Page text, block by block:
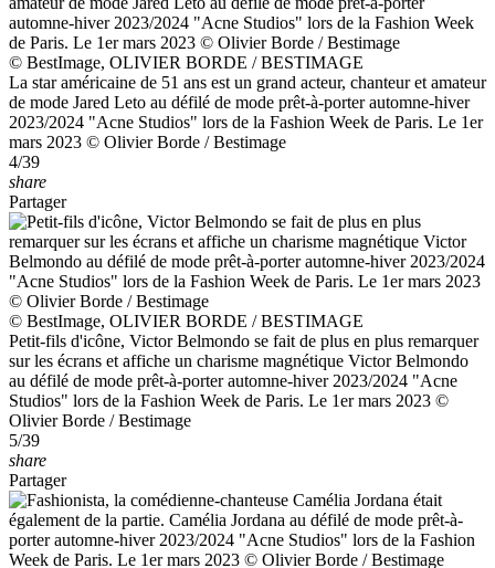
© BestImage, OLIVIER BORDE / BESTIMAGE
La star américaine de 51 ans est un grand acteur, chanteur et amateur
de mode Jared Leto au défilé de mode prêt-à-porter automne-hiver
2023/2024 "Acne Studios" lors de la Fashion Week de Paris. Le 1er
mars 2023 © Olivier Borde / Bestimage
4/39
share
Partager
© BestImage, OLIVIER BORDE / BESTIMAGE
Petit-fils d'icône, Victor Belmondo se fait de plus en plus remarquer
sur les écrans et affiche un charisme magnétique Victor Belmondo
au défilé de mode prêt-à-porter automne-hiver 2023/2024 "Acne
Studios" lors de la Fashion Week de Paris. Le 1er mars 2023 ©
Olivier Borde / Bestimage
5/39
share
Partager